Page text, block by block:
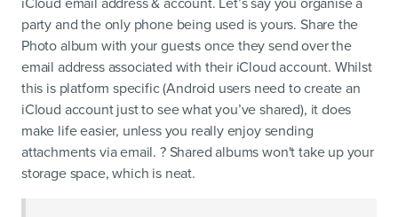
iCloud email address & account. Let’s say you organise a
party and the only phone being used is yours. Share the
Photo album with your guests once they send over the
email address associated with their iCloud account. Whilst
this is platform specific (Android users need to create an
iCloud account just to see what you’ve shared), it does
make life easier, unless you really enjoy sending
attachments via email. ? Shared albums won't take up your
storage space, which is neat.